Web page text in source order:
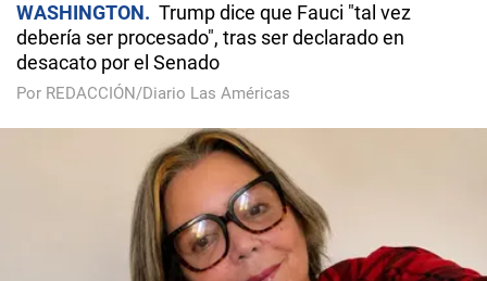
WASHINGTON
Trump dice que Fauci "tal vez
debería ser procesado", tras ser declarado en
desacato por el Senado
Por REDACCIÓN/Diario Las Américas